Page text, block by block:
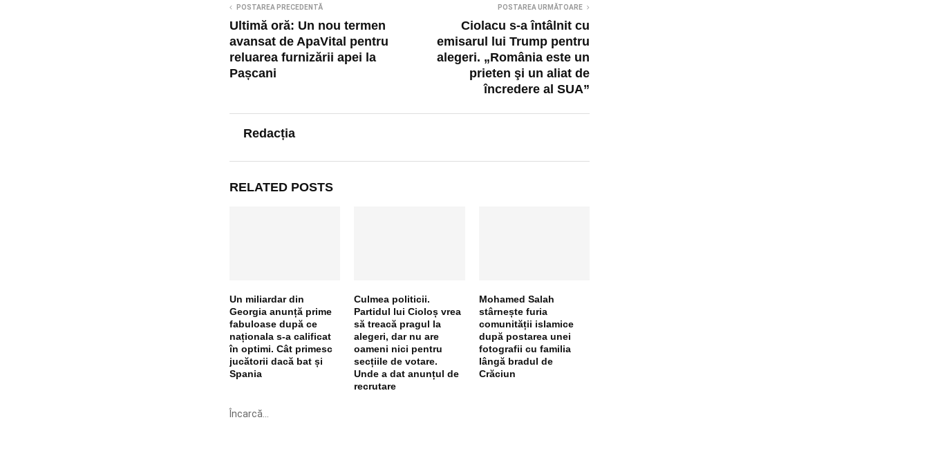
POSTAREA PRECEDENTĂ
Ultimă oră: Un nou termen
avansat de ApaVital pentru
reluarea furnizării apei la
Pașcani
POSTAREA URMĂTOARE
Ciolacu s-a întâlnit cu
emisarul lui Trump pentru
alegeri. „România este un
prieten şi un aliat de
încredere al SUA”
Redacția
RELATED POSTS
Un miliardar din
Georgia anunță prime
fabuloase după ce
naționala s-a calificat
în optimi. Cât primesc
jucătorii dacă bat și
Spania
Culmea politicii.
Partidul lui Cioloș vrea
să treacă pragul la
alegeri, dar nu are
oameni nici pentru
secțiile de votare.
Unde a dat anunțul de
recrutare
Mohamed Salah
stârnește furia
comunității islamice
după postarea unei
fotografii cu familia
lângă bradul de
Crăciun
Încarcă...